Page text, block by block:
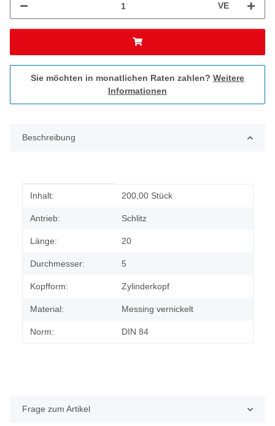
VE
Sie möchten in monatlichen Raten zahlen? Weitere
Informationen
Beschreibung
Produkteigenschaft
Wert
Inhalt: 200,00 Stück
Antrieb: Schlitz
Länge: 20
Durchmesser: 5
Kopfform: Zylinderkopf
Material: Messing vernickelt
Norm: DIN 84
Frage zum Artikel